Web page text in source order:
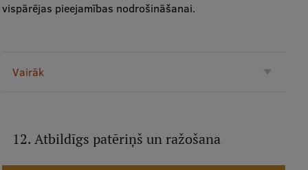
vispārējas pieejamības nodrošināšanai.
Vairāk
12. Atbildīgs patēriņš un ražošana